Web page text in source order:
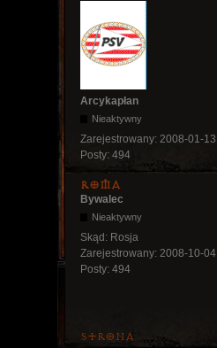
Arcykapłan
Nieaktywny
Zarejestrowany: 2008-01-13
Posty: 494
Roma
Bywalec
Nieaktywny
Skąd: Rosja
Zarejestrowany: 2008-10-04
Posty: 494
Strona